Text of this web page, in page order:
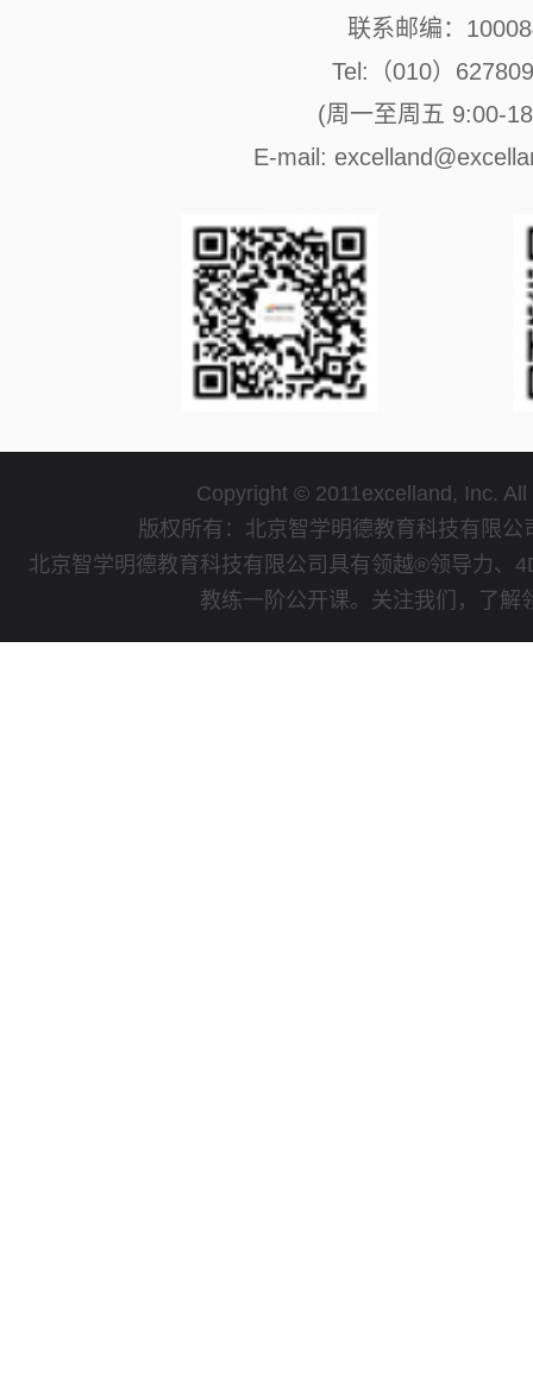
联系邮编：
Tel:（010）
(周一至周五 9:00-
E-mail:
Copyright © 2011excelland, Inc.
版权所有：北京智学明德教育科技有限
北京智学明德教育科技有限公司具有领越®领导力、
教练一阶公开课。关注我们，了解